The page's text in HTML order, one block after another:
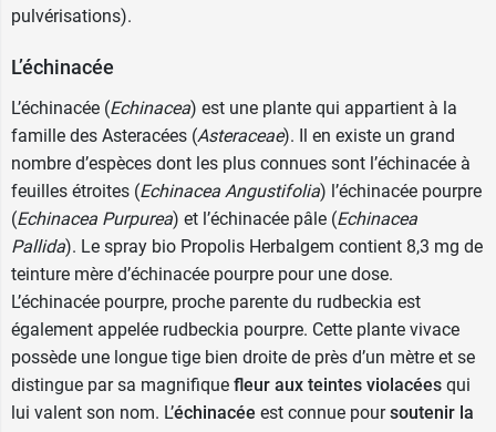
pulvérisations).
L’échinacée
L’échinacée (Echinacea) est une plante qui appartient à la
famille des Asteracées (Asteraceae). Il en existe un grand
nombre d’espèces dont les plus connues sont l’échinacée à
feuilles étroites (Echinacea Angustifolia) l’échinacée pourpre
(Echinacea Purpurea) et l’échinacée pâle (Echinacea
Pallida). Le spray bio Propolis Herbalgem contient 8,3 mg de
teinture mère d’échinacée pourpre pour une dose.
L’échinacée pourpre, proche parente du rudbeckia est
également appelée rudbeckia pourpre. Cette plante vivace
possède une longue tige bien droite de près d’un mètre et se
distingue par sa magnifique fleur aux teintes violacées qui
lui valent son nom. L’échinacée est connue poursoutenir la